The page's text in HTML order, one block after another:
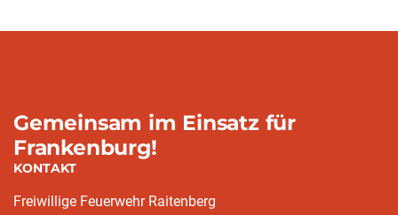
Gemeinsam im Einsatz für
Frankenburg!
KONTAKT
Freiwillige Feuerwehr Raitenberg